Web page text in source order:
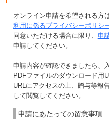
オンライン申請を希望される方
利用に係るプライバシーポリシ
同意いただける場合に限り、 申
申請してください。
申請内容が確認できましたら、
PDFファイルのダウンロード用
URLにアクセスの上、贈与等報
して閲覧してください。
申請にあたっての留意事項